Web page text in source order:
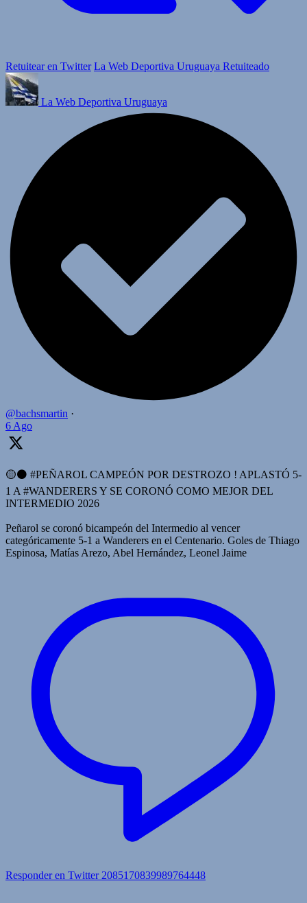
Retuitear en Twitter La Web Deportiva Uruguaya Retuiteado
La Web Deportiva Uruguaya
@bachsmartin ·
6 Ago
🟡⚫️ #PEÑAROL CAMPEÓN POR DESTROZO ! APLASTÓ 5-
1 A #WANDERERS Y SE CORONÓ COMO MEJOR DEL
INTERMEDIO 2026
Peñarol se coronó bicampeón del Intermedio al vencer
categóricamente 5-1 a Wanderers en el Centenario. Goles de Thiago
Espinosa, Matías Arezo, Abel Hernández, Leonel Jaime
Responder en Twitter 2085170839989764448